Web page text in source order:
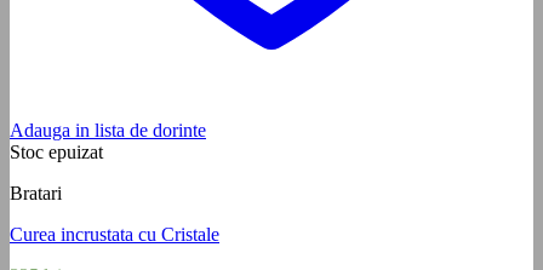
Adauga in lista de dorinte
Stoc epuizat
Bratari
Curea incrustata cu Cristale